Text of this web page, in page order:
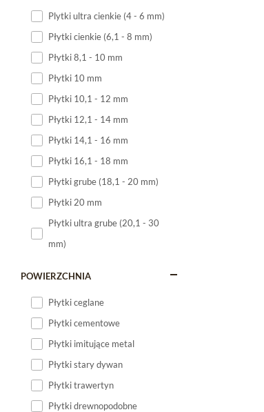
Płytki małe
Plytki ultra cienkie (4 - 6 mm)
Płytki cienkie (6,1 - 8 mm)
Płytki 8,1 - 10 mm
Płytki 10 mm
Płytki 10,1 - 12 mm
Płytki 12,1 - 14 mm
Płytki 14,1 - 16 mm
Płytki 16,1 - 18 mm
Płytki grube (18,1 - 20 mm)
Płytki 20 mm
Płytki ultra grube (20,1 - 30
mm)
POWIERZCHNIA
Płytki ceglane
Płytki cementowe
Płytki imitujące metal
Płytki stary dywan
Płytki trawertyn
Płytki drewnopodobne